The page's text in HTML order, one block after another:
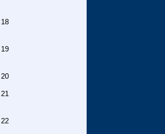
18
19
20
21
22